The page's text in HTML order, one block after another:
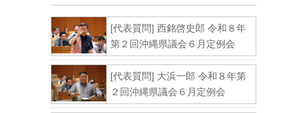
[代表質問] 西銘啓史郎 令和８年
第２回沖縄県議会６月定例会
[代表質問] 大浜一郎 令和８年第
２回沖縄県議会６月定例会